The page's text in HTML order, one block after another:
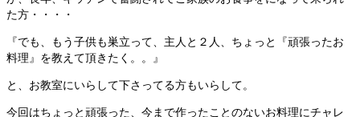
た方・・・・
『でも、もう子供も巣立って、主人と２人、ちょっと『頑張ったお
料理』を教えて頂きたく。。』
と、お教室にいらして下さってる方もいらして。
今回はちょっと頑張った、今まで作ったことのないお料理にチャレ